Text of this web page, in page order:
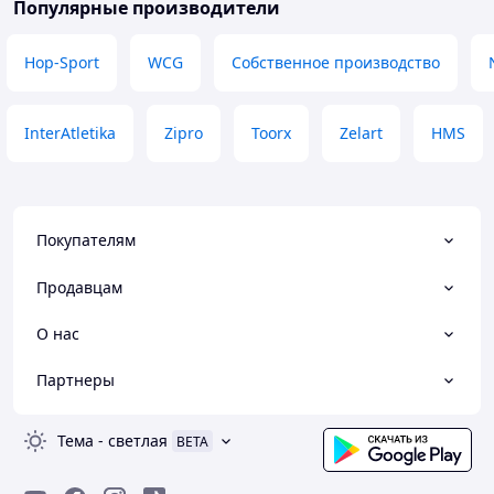
Популярные производители
Hop-Sport WCG Собственное производство
InterAtletika Zipro Toorx Zelart HMS
Покупателям
Продавцам
О нас
Партнеры
Тема - светлая BETA